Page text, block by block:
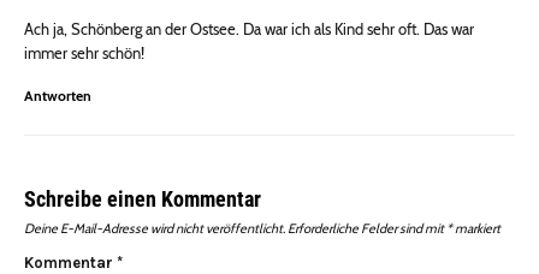
Ach ja, Schönberg an der Ostsee. Da war ich als Kind sehr oft. Das war
immer sehr schön!
Antworten
Schreibe einen Kommentar
Deine E-Mail-Adresse wird nicht veröffentlicht. Erforderliche Felder sind mit *markiert
Kommentar *